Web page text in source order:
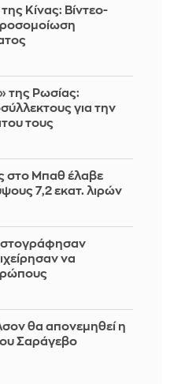
Κίνας: Βίντεο-
της Ρωσίας:
για την
τους
στο Μπαθ έλαβε
7,2 εκατ. λιρών
να
θα απονεμηθεί η
Σαράγεβο